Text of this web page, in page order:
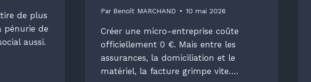
de plus
pénurie de
aussi.
Par Benoît MARCHAND 10 mai 2026
Créer une micro-entreprise coûte
officiellement 0 €. Mais entre les
assurances, la domiciliation et le
matériel, la facture grimpe vite….